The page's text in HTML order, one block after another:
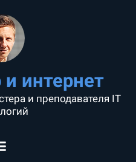
интернет
и преподавателя IT